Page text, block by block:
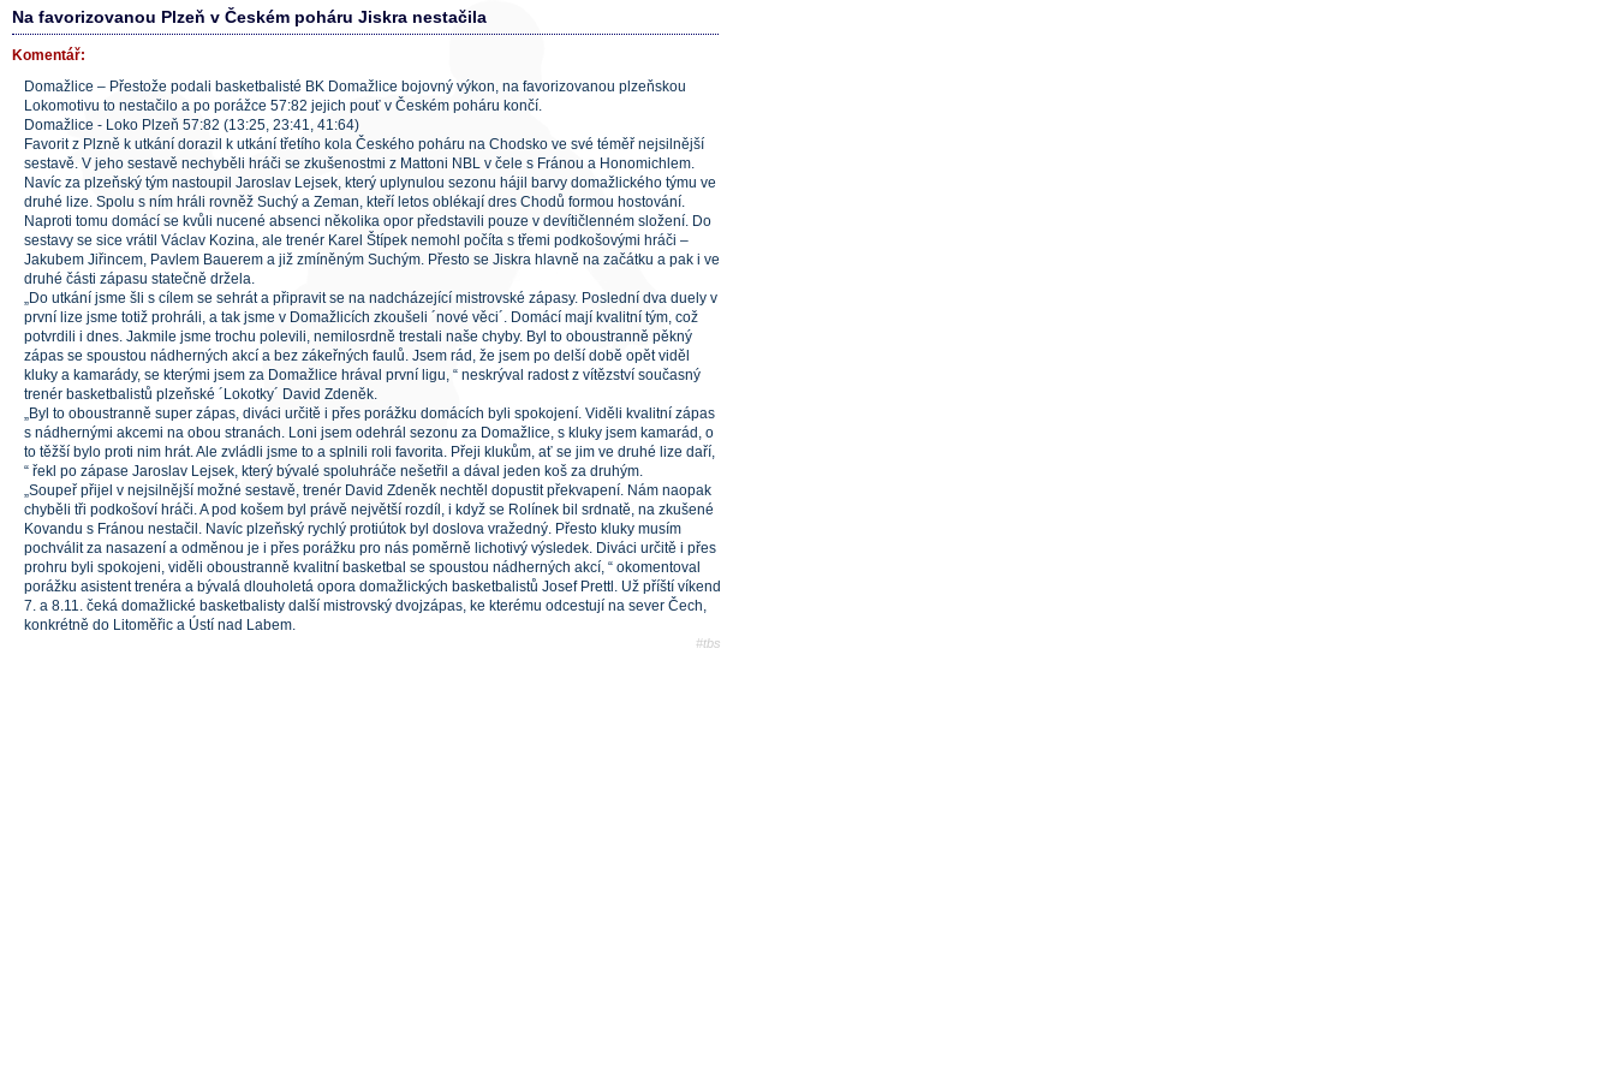
Na favorizovanou Plzeň v Českém poháru Jiskra nestačila
Komentář:
Domažlice – Přestože podali basketbalisté BK Domažlice bojovný výkon, na favorizovanou plzeňskou
Lokomotivu to nestačilo a po porážce 57:82 jejich pouť v Českém poháru končí.
Domažlice - Loko Plzeň 57:82 (13:25, 23:41, 41:64)
Favorit z Plzně k utkání dorazil k utkání třetího kola Českého poháru na Chodsko ve své téměř nejsilnější
sestavě. V jeho sestavě nechyběli hráči se zkušenostmi z Mattoni NBL v čele s Fránou a Honomichlem.
Navíc za plzeňský tým nastoupil Jaroslav Lejsek, který uplynulou sezonu hájil barvy domažlického týmu ve
druhé lize. Spolu s ním hráli rovněž Suchý a Zeman, kteří letos oblékají dres Chodů formou hostování.
Naproti tomu domácí se kvůli nucené absenci několika opor představili pouze v devítičlenném složení. Do
sestavy se sice vrátil Václav Kozina, ale trenér Karel Štípek nemohl počíta s třemi podkošovými hráči –
Jakubem Jiřincem, Pavlem Bauerem a již zmíněným Suchým. Přesto se Jiskra hlavně na začátku a pak i ve
druhé části zápasu statečně držela.
„Do utkání jsme šli s cílem se sehrát a připravit se na nadcházející mistrovské zápasy. Poslední dva duely v
první lize jsme totiž prohráli, a tak jsme v Domažlicích zkoušeli ´nové věci´. Domácí mají kvalitní tým, což
potvrdili i dnes. Jakmile jsme trochu polevili, nemilosrdně trestali naše chyby. Byl to oboustranně pěkný
zápas se spoustou nádherných akcí a bez zákeřných faulů. Jsem rád, že jsem po delší době opět viděl
kluky a kamarády, se kterými jsem za Domažlice hrával první ligu, “ neskrýval radost z vítězství současný
trenér basketbalistů plzeňské ´Lokotky´ David Zdeněk.
„Byl to oboustranně super zápas, diváci určitě i přes porážku domácích byli spokojení. Viděli kvalitní zápas
s nádhernými akcemi na obou stranách. Loni jsem odehrál sezonu za Domažlice, s kluky jsem kamarád, o
to těžší bylo proti nim hrát. Ale zvládli jsme to a splnili roli favorita. Přeji klukům, ať se jim ve druhé lize daří,
“ řekl po zápase Jaroslav Lejsek, který bývalé spoluhráče nešetřil a dával jeden koš za druhým.
„Soupeř přijel v nejsilnější možné sestavě, trenér David Zdeněk nechtěl dopustit překvapení. Nám naopak
chyběli tři podkošoví hráči. A pod košem byl právě největší rozdíl, i když se Rolínek bil srdnatě, na zkušené
Kovandu s Fránou nestačil. Navíc plzeňský rychlý protiútok byl doslova vražedný. Přesto kluky musím
pochválit za nasazení a odměnou je i přes porážku pro nás poměrně lichotivý výsledek. Diváci určitě i přes
prohru byli spokojeni, viděli oboustranně kvalitní basketbal se spoustou nádherných akcí, “ okomentoval
porážku asistent trenéra a bývalá dlouholetá opora domažlických basketbalistů Josef Prettl. Už příští víkend
7. a 8.11. čeká domažlické basketbalisty další mistrovský dvojzápas, ke kterému odcestují na sever Čech,
konkrétně do Litoměřic a Ústí nad Labem.
#tbs